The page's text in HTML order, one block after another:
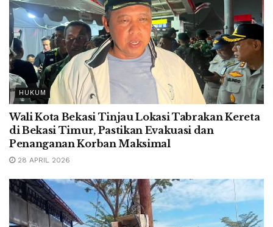
HUKUM
Wali Kota Bekasi Tinjau Lokasi Tabrakan Kereta
di Bekasi Timur, Pastikan Evakuasi dan
Penanganan Korban Maksimal
28 APRIL 2026